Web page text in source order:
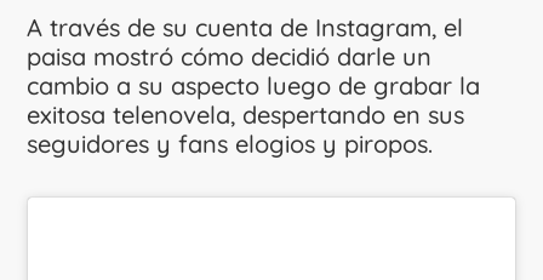
A través de su cuenta de Instagram, el
paisa mostró cómo decidió darle un
cambio a su aspecto luego de grabar la
exitosa telenovela, despertando en sus
seguidores y fans elogios y piropos.